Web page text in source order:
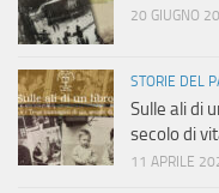
20 GIUGNO
STORIE DEL
Sulle ali di
secolo di
11 APRILE